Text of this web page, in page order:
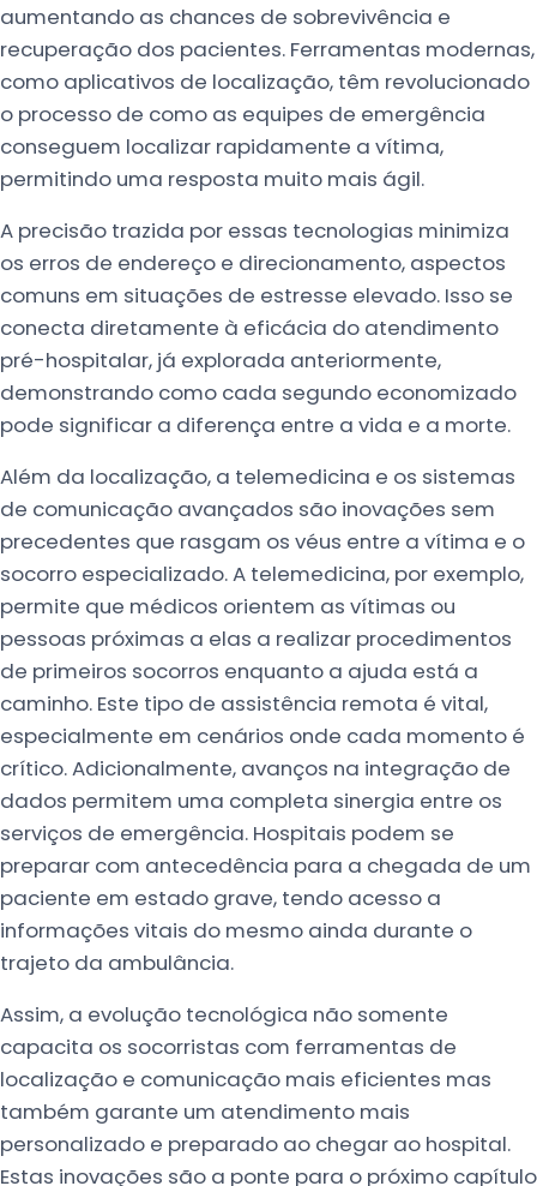
aumentando as chances de sobrevivência e
recuperação dos pacientes. Ferramentas modernas,
como aplicativos de localização, têm revolucionado
o processo de como as equipes de emergência
conseguem localizar rapidamente a vítima,
permitindo uma resposta muito mais ágil.
A precisão trazida por essas tecnologias minimiza
os erros de endereço e direcionamento, aspectos
comuns em situações de estresse elevado. Isso se
conecta diretamente à eficácia do atendimento
pré-hospitalar, já explorada anteriormente,
demonstrando como cada segundo economizado
pode significar a diferença entre a vida e a morte.
Além da localização, a telemedicina e os sistemas
de comunicação avançados são inovações sem
precedentes que rasgam os véus entre a vítima e o
socorro especializado. A telemedicina, por exemplo,
permite que médicos orientem as vítimas ou
pessoas próximas a elas a realizar procedimentos
de primeiros socorros enquanto a ajuda está a
caminho. Este tipo de assistência remota é vital,
especialmente em cenários onde cada momento é
crítico. Adicionalmente, avanços na integração de
dados permitem uma completa sinergia entre os
serviços de emergência. Hospitais podem se
preparar com antecedência para a chegada de um
paciente em estado grave, tendo acesso a
informações vitais do mesmo ainda durante o
trajeto da ambulância.
Assim, a evolução tecnológica não somente
capacita os socorristas com ferramentas de
localização e comunicação mais eficientes mas
também garante um atendimento mais
personalizado e preparado ao chegar ao hospital.
Estas inovações são a ponte para o próximo capítulo